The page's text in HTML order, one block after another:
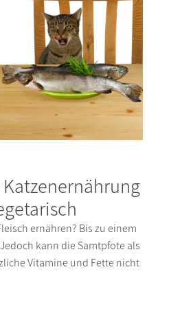
ernähren? Bis zu einem
kann die Samtpfote als
Vitamine und Fette nicht